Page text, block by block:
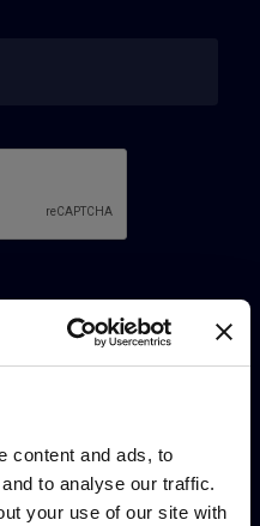
content and ads, to
to analyse our traffic.
your use of our site with
you wish to be
la Información